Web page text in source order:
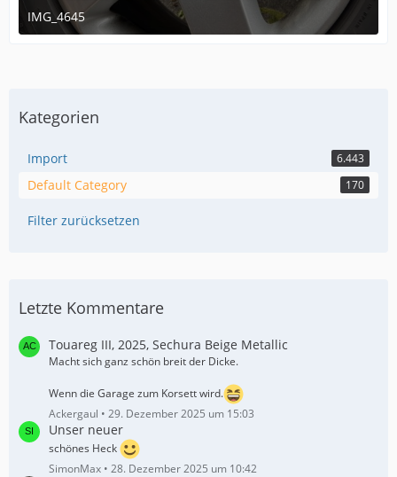
IMG_4645
14. November 2025 um 16:16
Kategorien
Import 6.443
Default Category 170
Filter zurücksetzen
Letzte Kommentare
Touareg III, 2025, Sechura Beige Metallic
Macht sich ganz schön breit der Dicke.
Wenn die Garage zum Korsett wird.
Ackergaul
29. Dezember 2025 um 15:03
Unser neuer
schönes Heck
SimonMax
28. Dezember 2025 um 10:42